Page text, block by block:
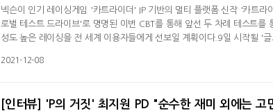
넥슨이 인기 레이싱게임 '카트라이더' IP 기반의 멀티 플랫폼 신작 '카트
로벌 테스트 드라이브'로 명명된 이번 CBT를 통해 앞선 두 차례 테스트를
성도 높은 레이싱을 전 세계 이용자들에게 선보일 계획이다.9일 시작될 '
넘어 언제 어디서든 즐길 수 있는 차세대 글로벌 레이싱게임"이라며 "대한
2021-12-08
[인터뷰] 'P의 거짓' 최지원 PD "순수한 재미 외에는 고